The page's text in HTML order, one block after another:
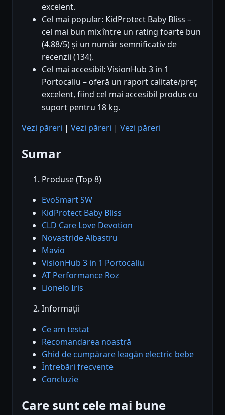
excelent.
Cel mai popular: KidProtect Baby Bliss –
cel mai bun mix între un rating foarte bun
(4.88/5) și un număr semnificativ de
recenzii (134).
Cel mai accesibil: VisionHub 3 in 1
Portocaliu – oferă un raport calitate/preț
excelent, fiind cel mai accesibil produs cu
suport pentru 18 kg.
Vezi păreri | Vezi păreri | Vezi păreri
Sumar
Produse (Top 8)
EvoSmart SW
KidProtect Baby Bliss
CLD Care Love Devotion
Novastride Albastru
Mavio
VisionHub 3 in 1 Portocaliu
AT Performance Roz
Lionelo Iris
Informații
Ce am testat
Recomandarea noastră
Ghid de cumpărare leagăn electric bebe
Întrebări frecvente
Concluzie
Care sunt cele mai bune